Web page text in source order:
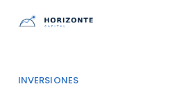
INVERSIONES